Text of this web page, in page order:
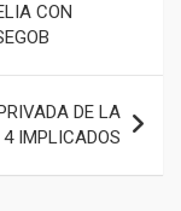
CON
DE LA
4 IMPLICADOS